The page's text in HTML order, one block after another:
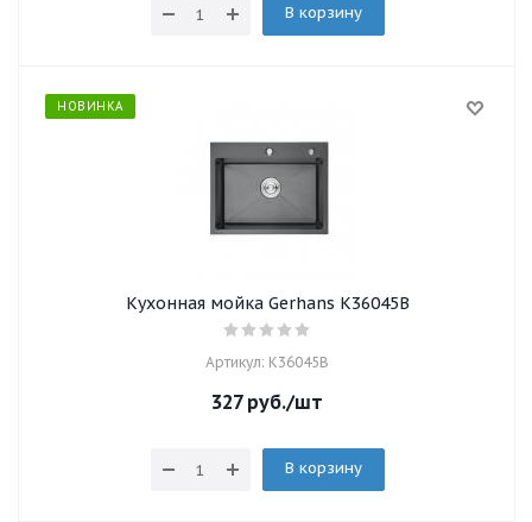
В корзину
НОВИНКА
Кухонная мойка Gerhans K36045B
Артикул: K36045B
327руб./шт
В корзину